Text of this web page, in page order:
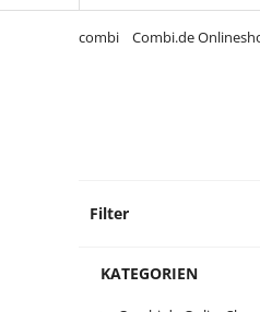
combi Combi.de
Filter
KATEGORIEN